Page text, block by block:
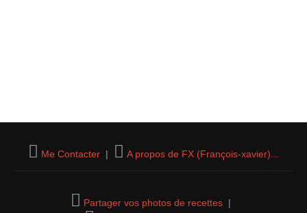
Me Contacter | A propos de FX (François-xavier)...
Partager vos photos de recettes |